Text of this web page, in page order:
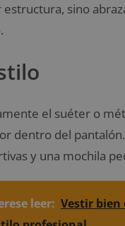
sino
el suéter o
dentro del
y una mochila
leer: Vestir bien